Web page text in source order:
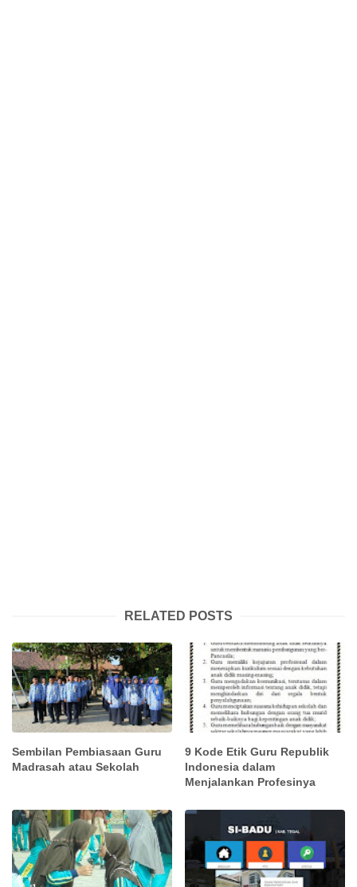
RELATED POSTS
Sembilan Pembiasaan Guru
Madrasah atau Sekolah
9 Kode Etik Guru Republik
Indonesia dalam
Menjalankan Profesinya